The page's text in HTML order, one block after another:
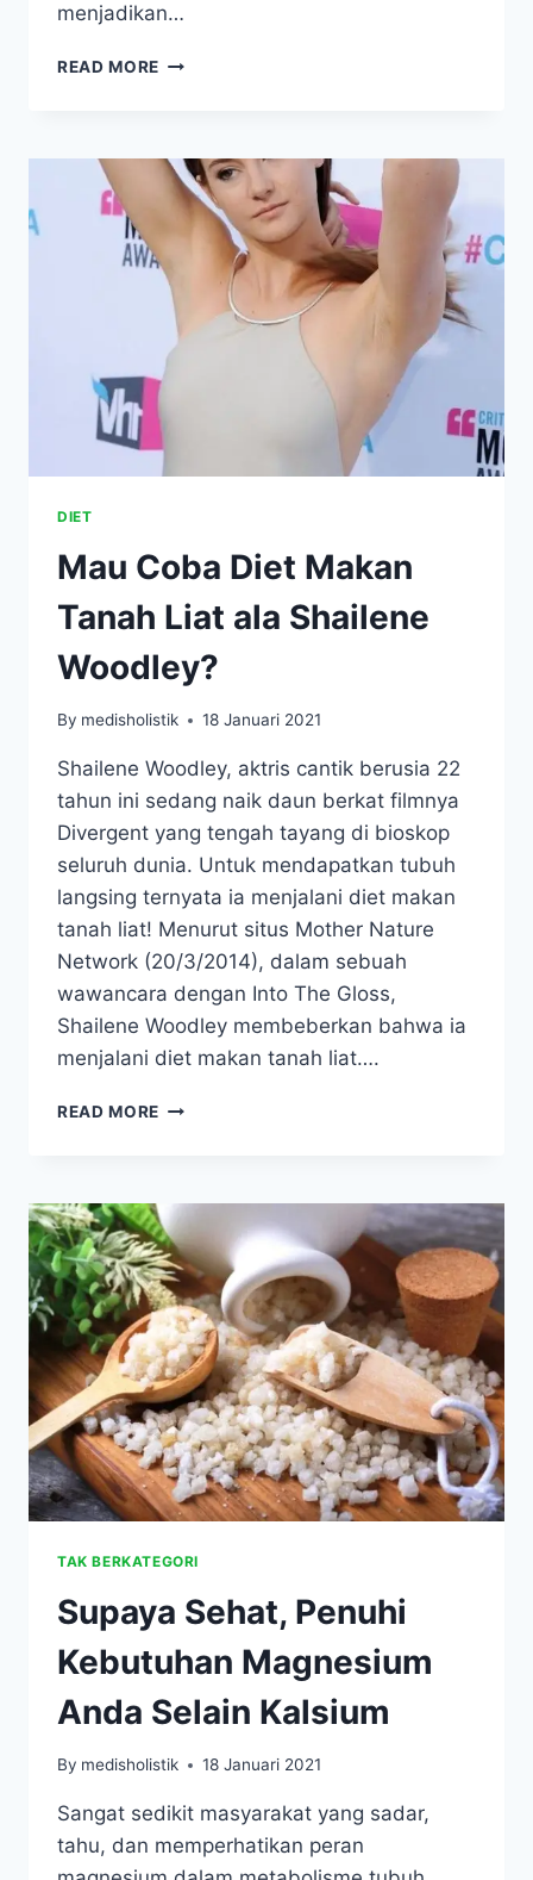
menjadikan…
READ MORE APA
TANAH
LIAT
YANG
MEMBUATNYA
BERKHASIAT?
DIET
Mau Coba Diet Makan
Tanah Liat ala Shailene
Woodley?
By medisholistik 18 Januari 2021
Shailene Woodley, aktris cantik berusia 22
tahun ini sedang naik daun berkat filmnya
Divergent yang tengah tayang di bioskop
seluruh dunia. Untuk mendapatkan tubuh
langsing ternyata ia menjalani diet makan
tanah liat! Menurut situs Mother Nature
Network (20/3/2014), dalam sebuah
wawancara dengan Into The Gloss,
Shailene Woodley membeberkan bahwa ia
menjalani diet makan tanah liat….
READ MORE MAU
TANAH
LIAT
ALA
SHAILENE
WOODLEY?
TAK BERKATEGORI
Supaya Sehat, Penuhi
Kebutuhan Magnesium
Anda Selain Kalsium
By medisholistik 18 Januari 2021
Sangat sedikit masyarakat yang sadar,
tahu, dan memperhatikan peran